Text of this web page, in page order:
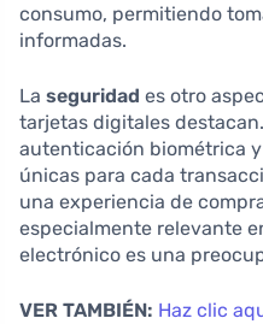
consumo, permitiendo
informadas.
La seguridad es otro
tarjetas digitales
autenticación biométrica
únicas para cada
una experiencia de
especialmente relevante
electrónico es una
VER TAMBIÉN: Haz clic